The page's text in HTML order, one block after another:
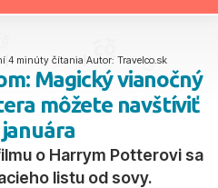
| 4 minúty čítania Autor: Travelco.sk
Magický vianočný
môžete navštíviť
januára
o Harrym Potterovi sa
listu od sovy.